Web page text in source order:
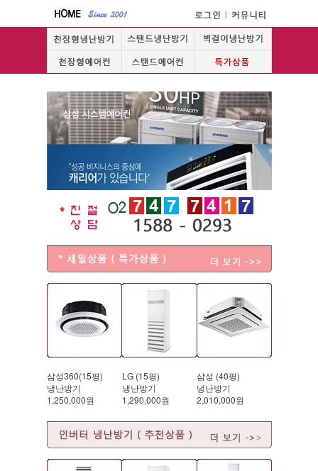
삼성360(15평)
냉난방기
1,250,000원
LG (15평)
냉난방기
1,290,000원
삼성 (40평)
냉난방기
2,010,000원